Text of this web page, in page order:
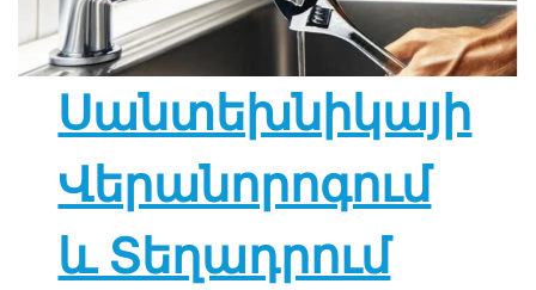
Սանտեխնիկայի
Վերանորոգում
և Տեղադրում